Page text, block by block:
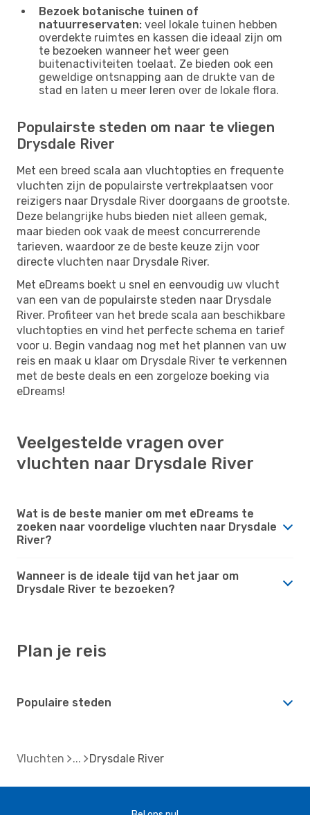
Bezoek botanische tuinen of
natuurreservaten: veel lokale tuinen hebben
overdekte ruimtes en kassen die ideaal zijn om
te bezoeken wanneer het weer geen
buitenactiviteiten toelaat. Ze bieden ook een
geweldige ontsnapping aan de drukte van de
stad en laten u meer leren over de lokale flora.
Populairste steden om naar te vliegen
Drysdale River
Met een breed scala aan vluchtopties en frequente
vluchten zijn de populairste vertrekplaatsen voor
reizigers naar Drysdale River doorgaans de grootste.
Deze belangrijke hubs bieden niet alleen gemak,
maar bieden ook vaak de meest concurrerende
tarieven, waardoor ze de beste keuze zijn voor
directe vluchten naar Drysdale River.
Met eDreams boekt u snel en eenvoudig uw vlucht
van een van de populairste steden naar Drysdale
River. Profiteer van het brede scala aan beschikbare
vluchtopties en vind het perfecte schema en tarief
voor u. Begin vandaag nog met het plannen van uw
reis en maak u klaar om Drysdale River te verkennen
met de beste deals en een zorgeloze boeking via
eDreams!
Veelgestelde vragen over
vluchten naar Drysdale River
Wat is de beste manier om met eDreams te
zoeken naar voordelige vluchten naar Drysdale
River?
Wanneer is de ideale tijd van het jaar om
Drysdale River te bezoeken?
Plan je reis
Populaire steden
Vluchten Drysdale River